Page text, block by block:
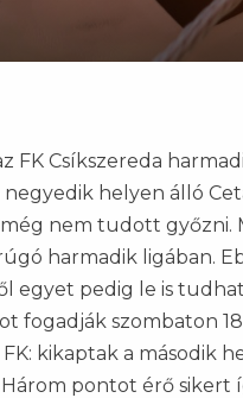
FK Csíkszereda
helyen álló
nem tudott
harmadik ligában.
pedig le is
fogadják szombaton
kikaptak a második
Három pontot érő